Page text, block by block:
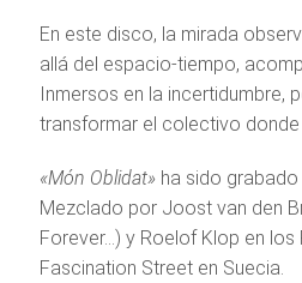
En este disco, la mirada
allá del espacio-tiempo,
Inmersos en la incertidumbre,
transformar el colectivo donde
«Món Oblidat»ha sido grabado
Mezclado por Joost van den
Forever…) y Roelof Klop en los
Fascination Street en Suecia.